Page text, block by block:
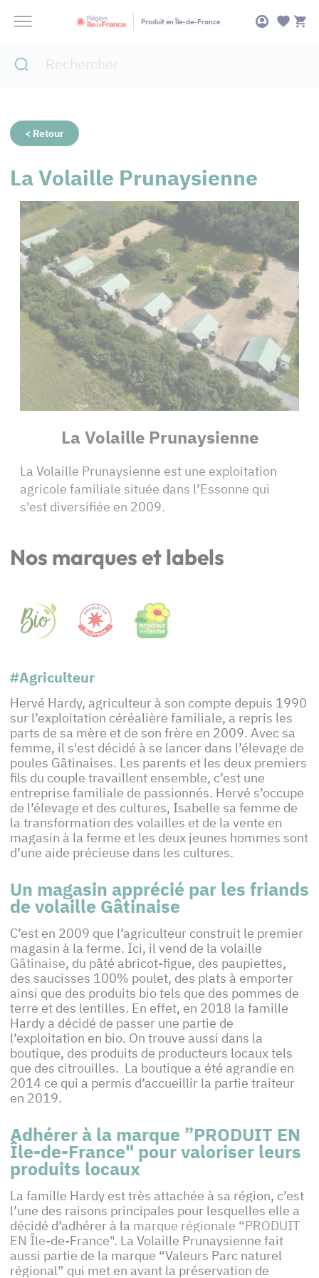
Produit en Île-de-France
< Retour
La Volaille Prunaysienne
La Volaille Prunaysienne
La Volaille Prunaysienne est une exploitation
agricole familiale située dans l’Essonne qui
s'est diversifiée en 2009.
Nos marques et labels
#Agriculteur
Hervé Hardy, agriculteur à son compte depuis 1990
sur l’exploitation céréalière familiale, a repris les
parts de sa mère et de son frère en 2009. Avec sa
femme, il s'est décidé à se lancer dans l’élevage de
poules Gâtinaises. Les parents et les deux premiers
fils du couple travaillent ensemble, c’est une
entreprise familiale de passionnés. Hervé s’occupe
de l’élevage et des cultures, Isabelle sa femme de
la transformation des volailles et de la vente en
magasin à la ferme et les deux jeunes hommes sont
d’une aide précieuse dans les cultures.
Un magasin apprécié par les friands
de volaille Gâtinaise
C’est en 2009 que l’agriculteur construit le premier
magasin à la ferme. Ici, il vend de la volaille
Gâtinaise, du pâté abricot-figue, des paupiettes,
des saucisses 100% poulet, des plats à emporter
ainsi que des produits bio tels que des pommes de
terre et des lentilles. En effet, en 2018 la famille
Hardy a décidé de passer une partie de
l’exploitation en bio. On trouve aussi dans la
boutique, des produits de producteurs locaux tels
que des citrouilles. La boutique a été agrandie en
2014 ce qui a permis d’accueillir la partie traiteur
en 2019.
Adhérer à la marque ”PRODUIT EN
Île-de-France" pour valoriser leurs
produits locaux
La famille Hardy est très attachée à sa région, c’est
l’une des raisons principales pour lesquelles elle a
décidé d’adhérer à la marque régionale “PRODUIT
EN Île-de-France". La Volaille Prunaysienne fait
aussi partie de la marque “Valeurs Parc naturel
régional” qui met en avant la préservation de